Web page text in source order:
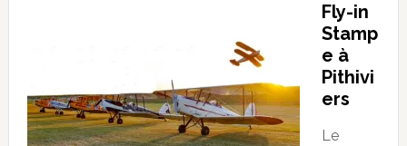
Fly-in
Stamp
e à
Pithivi
ers
Le